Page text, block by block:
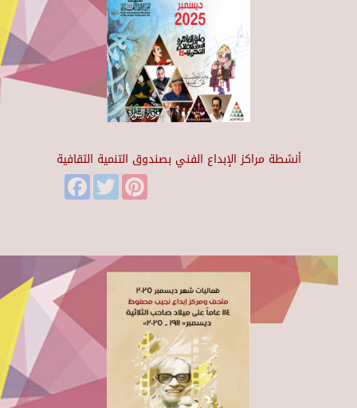
أنشطة مراكز الإبداع الفني بصندوق التنمية الثقافية
FacebookTwitter